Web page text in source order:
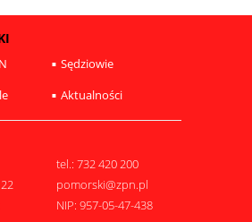
Sędziowie
Aktualności
tel.: 732 420 200
pomorski@zpn.pl
NIP: 957-05-47-438